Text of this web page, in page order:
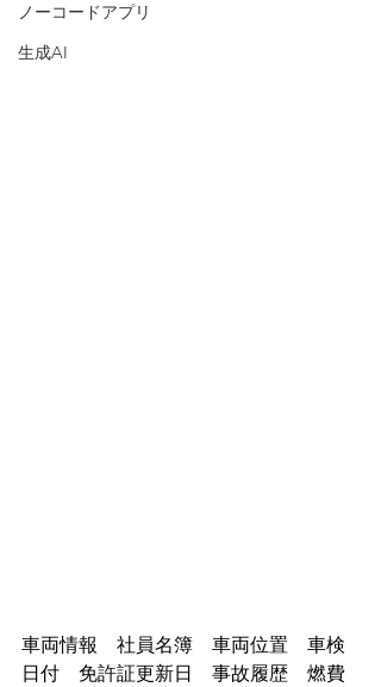
ノーコードアプリ
生成AI
車両情報　社員名簿　車両位置　車検
日付　免許証更新日　事故履歴　燃費